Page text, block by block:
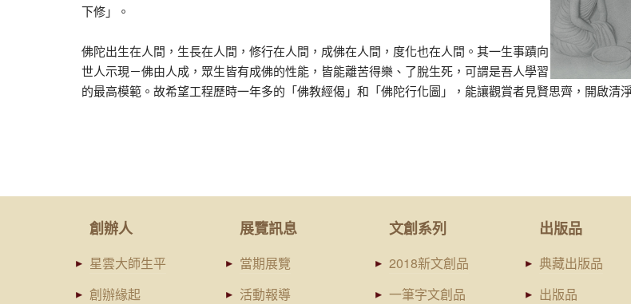
下修」。
佛陀出生在人間，生長在人間，修行在人間，成佛在人間，度化也在人間。其一生事蹟向
世人示現－佛由人成，眾生皆有成佛的性能，皆能離苦得樂、了脫生死，可謂是吾人學習
的最高模範。故希望工程歷時一年多的「佛教經偈」和「佛陀行化圖」，能讓觀賞者見賢思齊，開啟清
創辦人
星雲大師生平
創辦緣起
展覽訊息
當期展覽
活動報導
文創系列
2018新文創品
一筆字文創品
出版品
典藏出版品
出版品